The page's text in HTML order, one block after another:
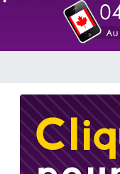
à travers le temps